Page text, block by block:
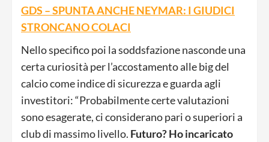
GDS – SPUNTA ANCHE NEYMAR: I GIUDICI
STRONCANO COLACI
Nello specifico poi la soddsfazione nasconde una
certa curiosità per l’accostamento alle big del
calcio come indice di sicurezza e guarda agli
investitori: “Probabilmente certe valutazioni
sono esagerate, ci considerano pari o superiori a
club di massimo livello. Futuro? Ho incaricato